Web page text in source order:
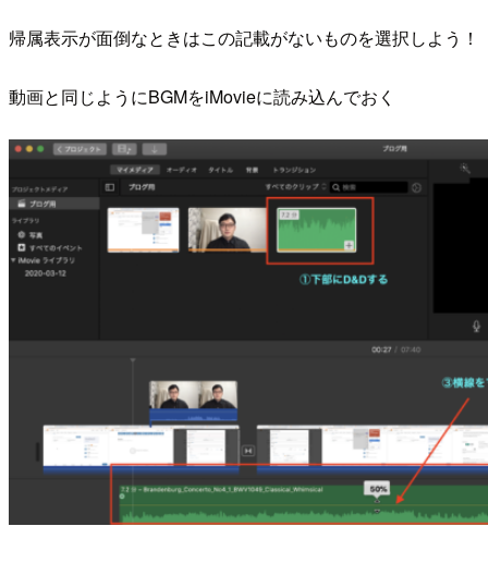
帰属表示が面倒なときはこの記載がないものを選択しよう！
動画と同じようにBGMをiMovieに読み込んでおく